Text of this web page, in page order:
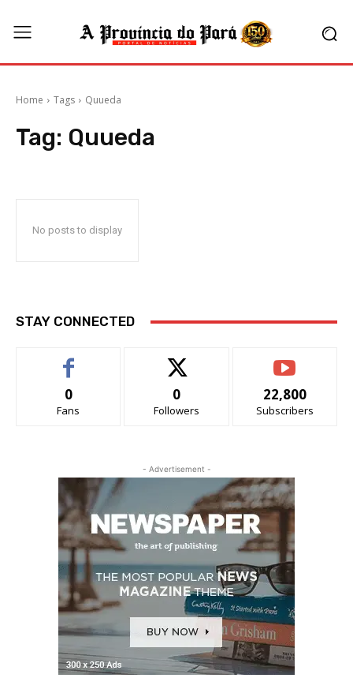
Home Tags Quueda
Tag: Quueda
No posts to display
STAY CONNECTED
0
Fans
0
Followers
22,800
Subscribers
- Advertisement -